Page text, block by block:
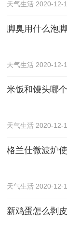
天气生活 2020-12-
脚臭用什么泡
天气生活 2020-12-
米饭和馒头哪
天气生活 2020-12-
格兰仕微波炉
天气生活 2020-12-
新鸡蛋怎么剥